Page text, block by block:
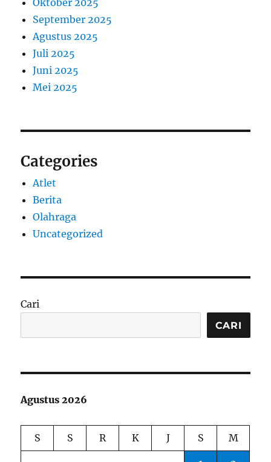
Oktober 2025
September 2025
Agustus 2025
Juli 2025
Juni 2025
Mei 2025
Categories
Atlet
Berita
Olahraga
Uncategorized
Cari
CARI
Agustus 2026
S S R K J S M